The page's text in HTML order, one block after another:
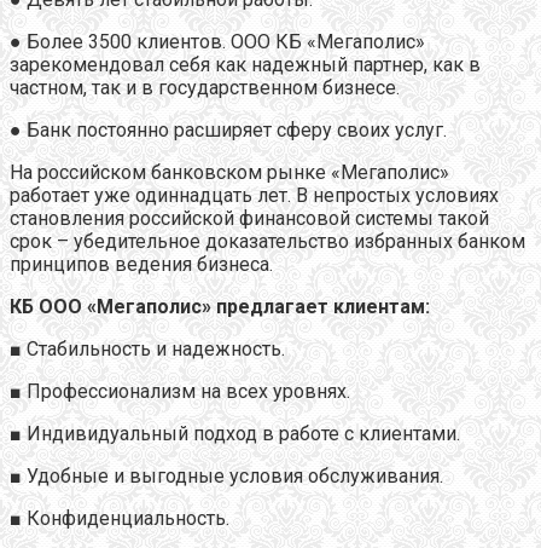
● Более 3500 клиентов. ООО КБ «Мегаполис»
зарекомендовал себя как надежный партнер, как в
частном, так и в государственном бизнесе.
● Банк постоянно расширяет сферу своих услуг.
На российском банковском рынке «Мегаполис»
работает уже одиннадцать лет. В непростых условиях
становления российской финансовой системы такой
срок – убедительное доказательство избранных банком
принципов ведения бизнеса.
КБ ООО «Мегаполис» предлагает клиентам:
■ Стабильность и надежность.
■ Профессионализм на всех уровнях.
■ Индивидуальный подход в работе с клиентами.
■ Удобные и выгодные условия обслуживания.
■ Конфиденциальность.